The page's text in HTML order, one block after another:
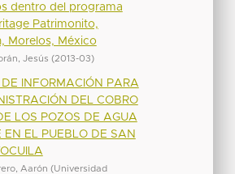
dentro del programa
Patrimonito,
Morelos, México
Jesús (2013-03)
INFORMACIÓN PARA
DEL COBRO
LOS POZOS DE AGUA
EN EL PUEBLO DE SAN
Aarón (Universidad